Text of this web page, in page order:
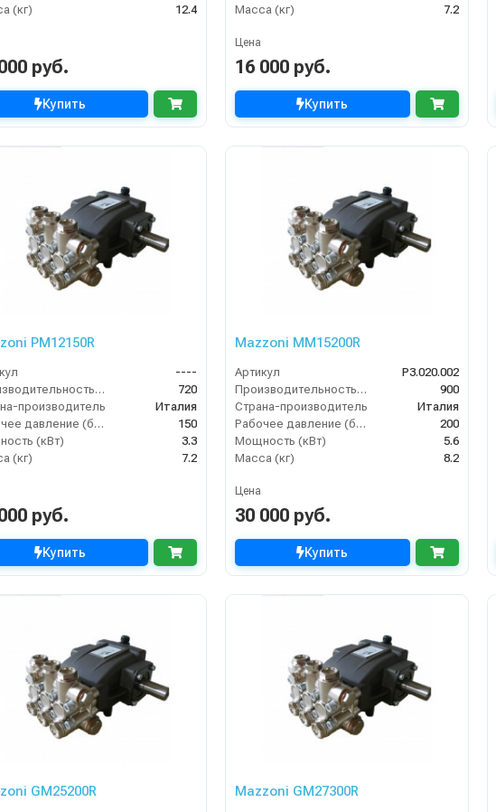
(кг)
12.4
руб.
Купить
Масса (кг)
7.2
Цена
16 000 руб.
Купить
PM12150R
----
Производительность (л/ч)
720
производитель
Италия
Рабочее давление (бар)
150
(кВт)
3.3
(кг)
7.2
руб.
Купить
Mazzoni MM15200R
Артикул
P3.020.002
Производительность (л/ч)
900
Страна-производитель
Италия
Рабочее давление (бар)
200
Мощность (кВт)
5.6
Масса (кг)
8.2
Цена
30 000 руб.
Купить
GM25200R Mazzoni GM27300R